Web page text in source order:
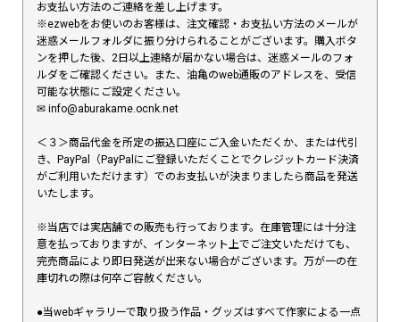
お支払い方法のご連絡を差し上げます。
※ezwebをお使いのお客様は、注文確認・お支払い方法のメールが
迷惑メールフォルダに振り分けられることがございます。購入ボタ
ンを押した後、2日以上連絡が届かない場合は、迷惑メールのフォ
ルダをご確認ください。また、油亀のweb通販のアドレスを、受信
可能な状態にご設定ください。
✉︎ info@aburakame.ocnk.net
＜３＞商品代金を所定の振込口座にご入金いただくか、または代引
き、PayPal（PayPalにご登録いただくことでクレジットカード決済
がご利用いただけます）でのお支払いが決まりましたら商品を発送
いたします。
※当店では実店舗での販売も行っております。在庫管理には十分注
意を払っておりますが、インターネット上でご注文いただけても、
完売商品により即日発送が出来ない場合がございます。万が一の在
庫切れの際は何卒ご容赦ください。
●当webギャラリーで取り扱う作品・グッズはすべて作家による一点